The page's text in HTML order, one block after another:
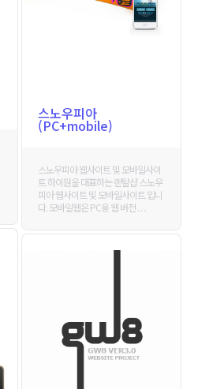
스노우피아
(PC+mobile)
스노우피아 웹사이트 및 모바일사이
트 하이원을 대표하는 렌탈샵 스노우
피아 웹사이트 및 모바일사이트 입니
다. 모바일웹은 PC용 웹 버전 . . .